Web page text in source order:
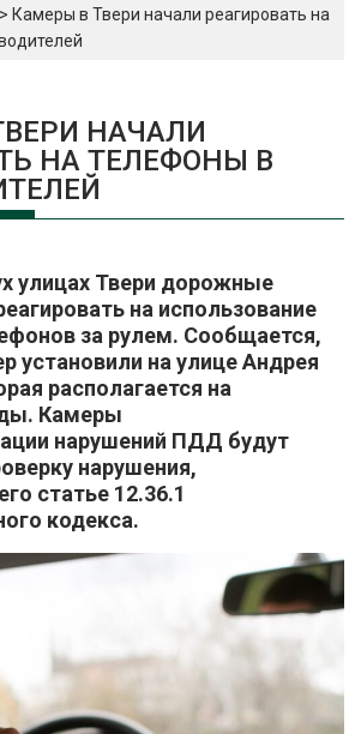
> Камеры в Твери начали реагировать на
НАЧАЛИ
НА ТЕЛЕФОНЫ В
улицах Твери дорожные
на использование
за рулем. Сообщается,
установили на улице Андрея
располагается на
Камеры
нарушений ПДД будут
нарушения,
статье 12.36.1
кодекса.